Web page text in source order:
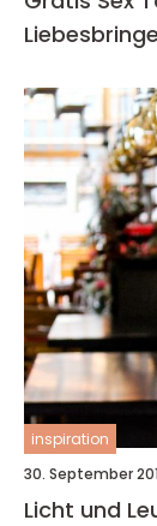
inspiration
30. September
Licht und